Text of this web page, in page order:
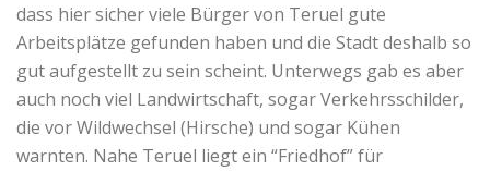
dass hier sicher viele Bürger von Teruel gute
Arbeitsplätze gefunden haben und die Stadt deshalb so
gut aufgestellt zu sein scheint. Unterwegs gab es aber
auch noch viel Landwirtschaft, sogar Verkehrsschilder,
die vor Wildwechsel (Hirsche) und sogar Kühen
warnten. Nahe Teruel liegt ein “Friedhof” für